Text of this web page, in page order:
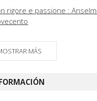
rigore e passione :
MÁS